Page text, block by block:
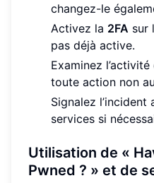
changez-le
Activez la 2FA sur
pas déjà active.
Examinez
toute action non
Signalez l’incident
services si
Utilisation de «
Pwned ? » et de